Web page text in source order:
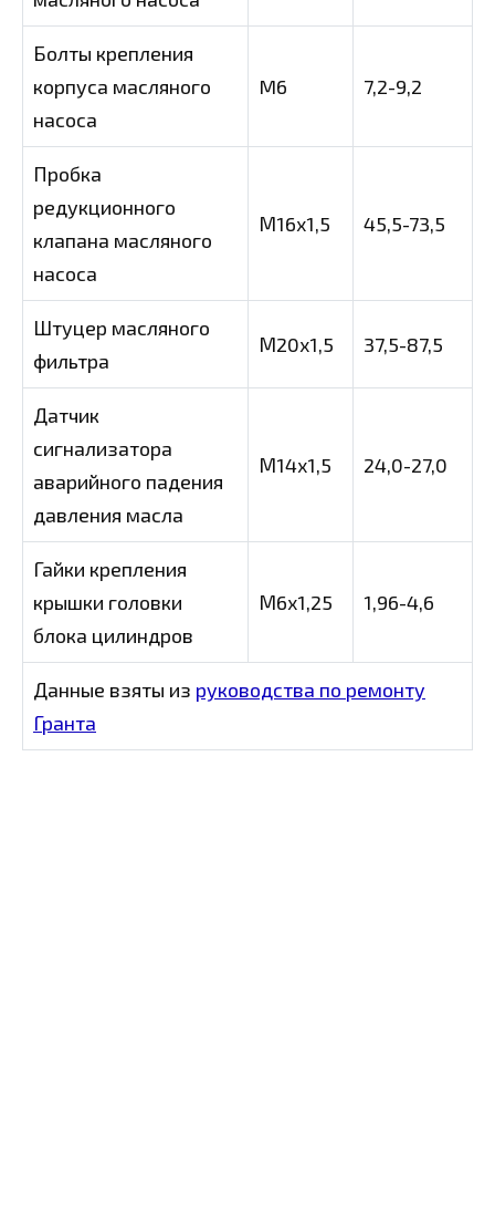
Болты крепления
корпуса масляного
насоса
M6 7,2-9,2
Пробка
редукционного
клапана масляного
насоса
М16х1,5 45,5-73,5
Штуцер масляного
фильтра
М20х1,5 37,5-87,5
Датчик
сигнализатора
аварийного падения
давления масла
М14х1,5 24,0-27,0
Гайки крепления
крышки головки
блока цилиндров
М6х1,25 1,96-4,6
Данные взяты из руководства по ремонту
Гранта